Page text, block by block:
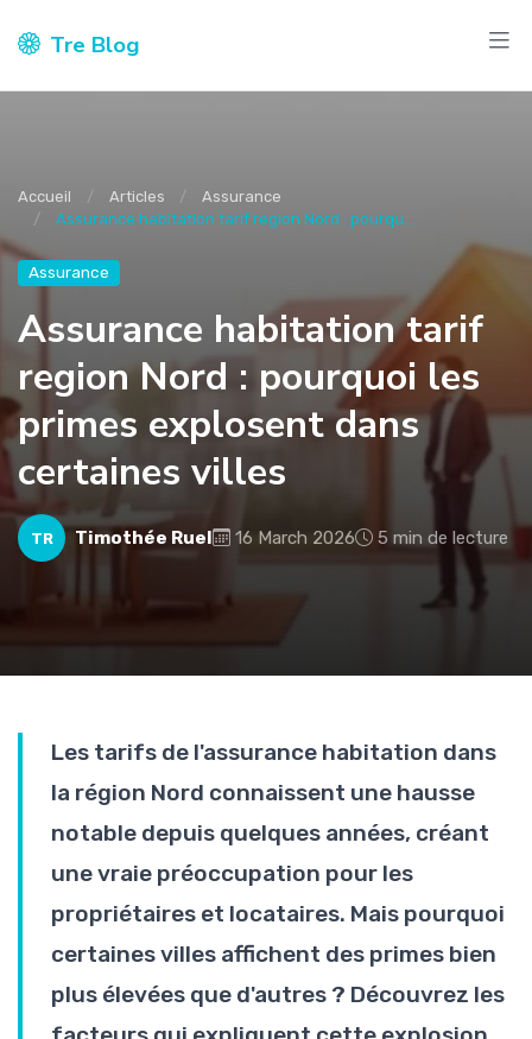
Tre Blog
Accueil Articles
Assurance
Assurance habitation tarif region Nord : pourqu...
Assurance
Assurance habitation tarif
region Nord : pourquoi les
primes explosent dans
certaines villes
TR Timothée Ruel 16 March 2026 5 min de lecture
Les tarifs de l'assurance habitation dans
la région Nord connaissent une hausse
notable depuis quelques années, créant
une vraie préoccupation pour les
propriétaires et locataires. Mais pourquoi
certaines villes affichent des primes bien
plus élevées que d'autres ? Découvrez les